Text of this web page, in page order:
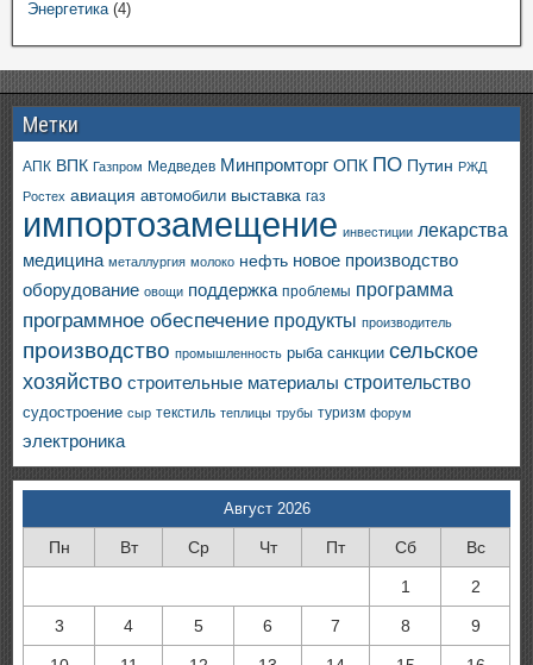
Энергетика(4)
Метки
АПК ВПК Газпром Медведев Минпромторг ОПК ПО Путин РЖД
Ростех авиация автомобили выставка газ
импортозамещение инвестиции лекарства
медицина металлургия молоко нефть новое производство
оборудование овощи поддержка проблемы программа
программное обеспечение продукты производитель
производство промышленность рыба санкции сельское
хозяйство строительные материалы строительство
судостроение сыр текстиль теплицы трубы туризм форум
электроника
Август 2026
Пн Вт Ср Чт Пт Сб Вс
1 2
3 4 5 6 7 8 9